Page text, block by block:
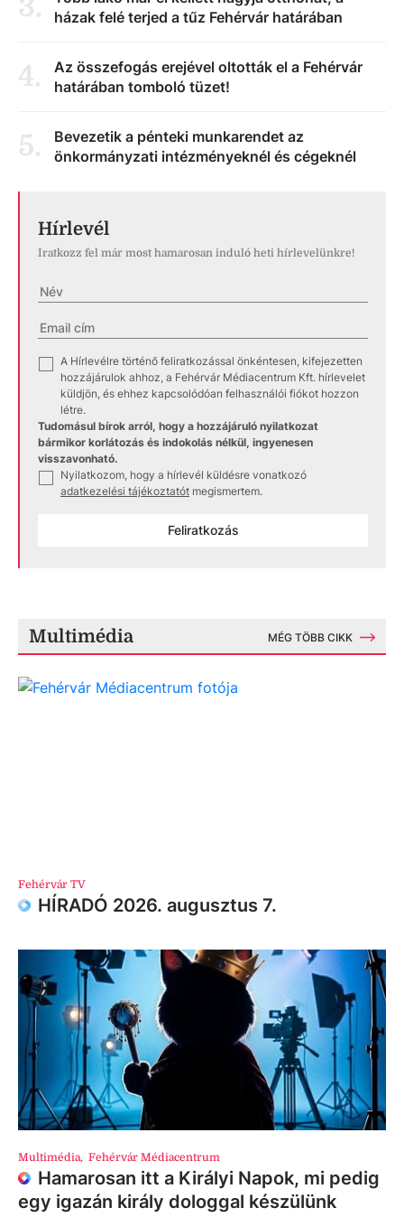
3.
házak felé terjed a tűz Fehérvár határában
4.
Az összefogás erejével oltották el a Fehérvár
határában tomboló tüzet!
5.
Bevezetik a pénteki munkarendet az
önkormányzati intézményeknél és cégeknél
Hírlevél
Iratkozz fel már most hamarosan induló heti hírlevelünkre!
A Hírlevélre történő feliratkozással önkéntesen, kifejezetten
hozzájárulok ahhoz, a Fehérvár Médiacentrum Kft. hírlevelet
küldjön, és ehhez kapcsolódóan felhasználói fiókot hozzon
létre.
Tudomásul bírok arról, hogy a hozzájáruló nyilatkozat
bármikor korlátozás és indokolás nélkül, ingyenesen
visszavonható.
Nyilatkozom, hogy a hírlevél küldésre vonatkozó
adatkezelési tájékoztatót megismertem.
Feliratkozás
Multimédia MÉG TÖBB CIKK
Fehérvár TV
HÍRADÓ 2026. augusztus 7.
Multimédia, Fehérvár Médiacentrum
Hamarosan itt a Királyi Napok, mi pedig
egy igazán király dologgal készülünk